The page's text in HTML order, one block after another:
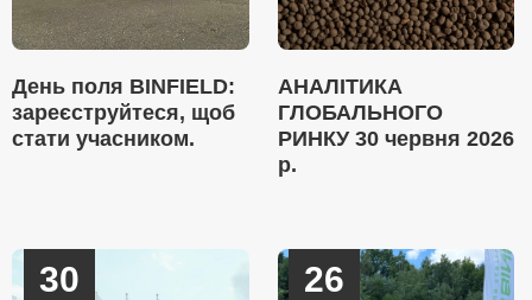
День поля BINFIELD:
зареєструйтеся, щоб
стати учасником.
АНАЛІТИКА
ГЛОБАЛЬНОГО
РИНКУ 30 червня 2026
р.
30 26